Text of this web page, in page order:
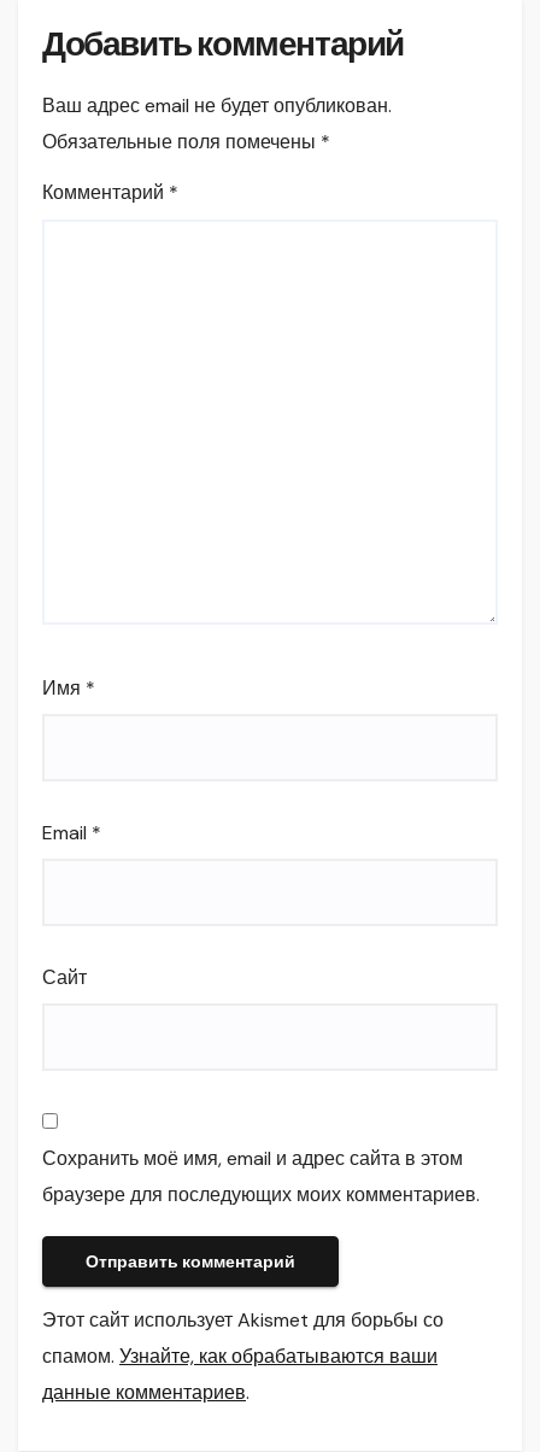
Добавить комментарий
Ваш адрес email не будет опубликован.
Обязательные поля помечены *
Комментарий *
Имя *
Email *
Сайт
Сохранить моё имя, email и адрес сайта в этом
браузере для последующих моих комментариев.
Этот сайт использует Akismet для борьбы со
спамом. Узнайте, как обрабатываются ваши
данные комментариев.